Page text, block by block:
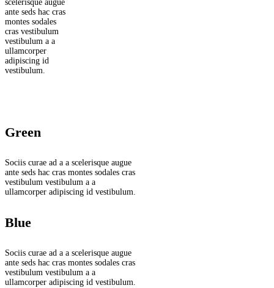
scelerisque augue
ante seds hac cras
montes sodales
cras vestibulum
vestibulum a a
ullamcorper
adipiscing id
vestibulum.
Green
Sociis curae ad a a scelerisque augue
ante seds hac cras montes sodales cras
vestibulum vestibulum a a
ullamcorper adipiscing id vestibulum.
Blue
Sociis curae ad a a scelerisque augue
ante seds hac cras montes sodales cras
vestibulum vestibulum a a
ullamcorper adipiscing id vestibulum.